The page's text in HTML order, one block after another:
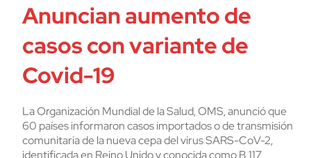
Anuncian aumento de
casos con variante de
Covid-19
La Organización Mundial de la Salud, OMS, anunció que
60 países informaron casos importados o de transmisión
comunitaria de la nueva cepa del virus SARS-CoV-2,
identificada en Reino Unido y conocida como B 117